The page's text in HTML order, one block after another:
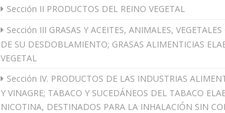
Sección II PRODUCTOS DEL REINO VEGETAL
Sección III GRASAS Y ACEITES, ANIMALES,
DE SU DESDOBLAMIENTO; GRASAS ALIMENTICIAS
VEGETAL
Sección IV. PRODUCTOS DE LAS INDUSTRIAS
Y VINAGRE; TABACO Y SUCEDÁNEOS DEL TABACO
NICOTINA, DESTINADOS PARA LA INHALACIÓN SIN